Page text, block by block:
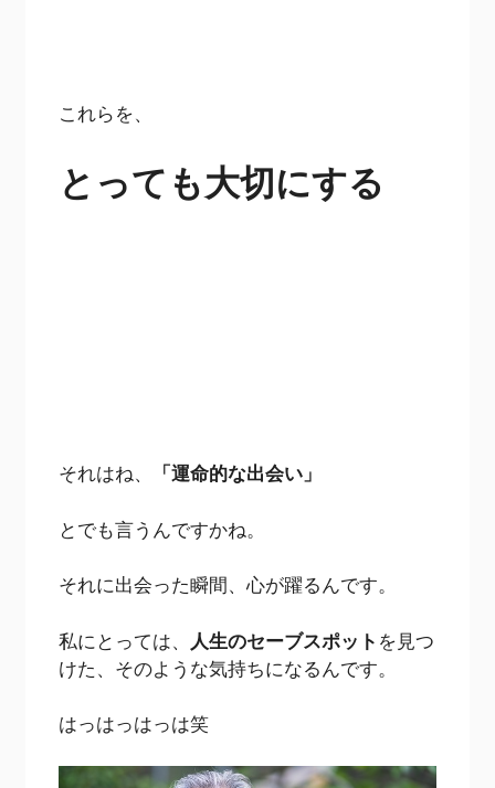
これらを、
とっても大切にする
それはね、 「運命的な出会い」
とでも言うんですかね。
それに出会った瞬間、心が躍るんです。
私にとっては、 人生のセーブスポット を見つ
けた、そのような気持ちになるんです。
はっはっはっは笑